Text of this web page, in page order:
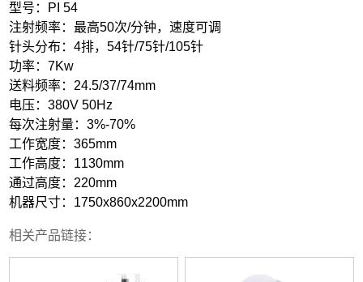
型号：PI 54
注射频率：最高50次/分钟，速度可调
针头分布：4排，54针/75针/105针
功率：7Kw
送料频率：24.5/37/74mm
电压：380V 50Hz
每次注射量：3%-70%
工作宽度：365mm
工作高度：1130mm
通过高度：220mm
机器尺寸：1750x860x2200mm
相关产品链接：